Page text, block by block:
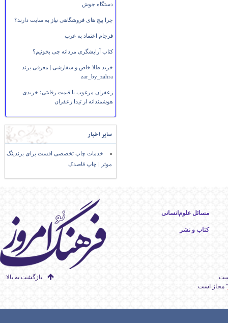
دستگاه جوش
چرا پیج های فروشگاهی نیاز به سایت دارند؟
فرجام اعتماد به غرب
کتاب آرایشگری مردانه چی بخونیم؟
خرید طلا خاص و سفارشی | معرفی برند
zar_by_zahra
زعفران مرغوب با قیمت رقابتی؛ خریدی
هوشمندانه از تیدا زعفران
سایر اخبار
خدمات چاپ تخصصی افست برای برندینگ
موثر | چاپ قاصدک
مسائل علوم‌انسانی
کتاب و نشر
بازگشت به بالا
" مجاز است